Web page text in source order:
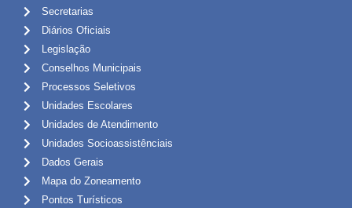
Secretarias
Diários Oficiais
Legislação
Conselhos Municipais
Processos Seletivos
Unidades Escolares
Unidades de Atendimento
Unidades Socioassistênciais
Dados Gerais
Mapa do Zoneamento
Pontos Turísticos